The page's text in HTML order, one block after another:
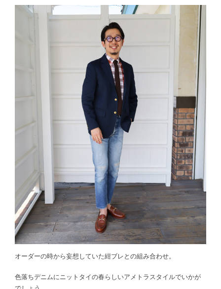
オーダーの時から妄想していた紺ブレとの組み合わせ。
色落ちデニムにニットタイの春らしいアメトラスタイルでいかが